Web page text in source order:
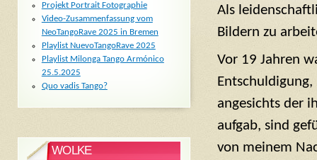
Als
Bildern zu
Vor 19 Jahren
angesichts der
aufgab, sind
von meinem
Projekt Portrait Fotographie
Video-Zusammenfassung vom
NeoTangoRave 2025 in Bremen
Playlist NuevoTangoRave 2025
Playlist Milonga Tango Armónico
25.5.2025
Quo vadis Tango?
WOLKE